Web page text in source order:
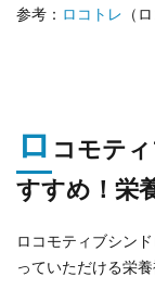
参考： ロコトレ （
ロ コモテ
すすめ！栄
ロコモティブシン
っていただける栄